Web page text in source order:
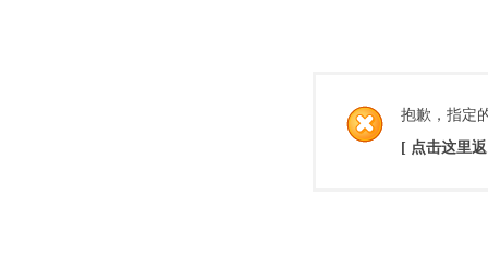
抱歉，指定
[ 点击这里